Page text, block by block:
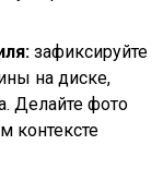
зафиксируйте
на диске,
Делайте фото
контексте